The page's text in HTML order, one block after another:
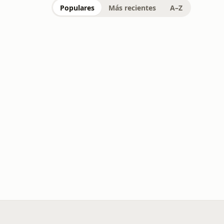
Populares Más recientes A–Z